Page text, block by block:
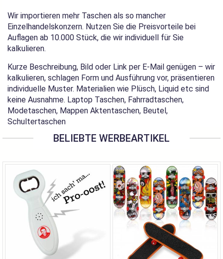
Wir importieren mehr Taschen als so mancher
Einzelhandelskonzern. Nutzen Sie die Preisvorteile bei
Auflagen ab 10.000 Stück, die wir individuell für Sie
kalkulieren.
Kurze Beschreibung, Bild oder Link per E-Mail genügen – wir
kalkulieren, schlagen Form und Ausführung vor, präsentieren
individuelle Muster. Materialien wie Plüsch, Liquid etc sind
keine Ausnahme. Laptop Taschen, Fahrradtaschen,
Modetaschen, Mappen Aktentaschen, Beutel,
Schultertaschen
BELIEBTE WERBEARTIKEL